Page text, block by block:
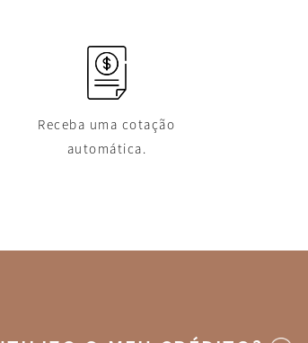
Receba uma cotação
automática.